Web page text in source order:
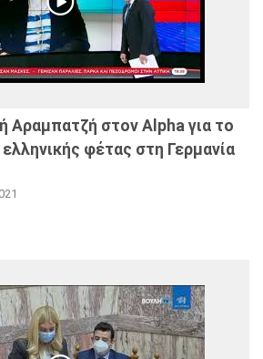
στον Alpha για το
φέτας στη Γερμανία